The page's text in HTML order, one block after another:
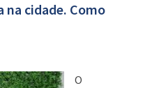
na cidade. Como
O